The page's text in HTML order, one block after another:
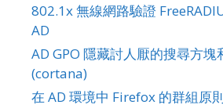
802.1x 無線網路驗證
AD
AD GPO 隱藏討人厭的搜尋方塊
(cortana)
在 AD 環境中 Firefox 的群組原